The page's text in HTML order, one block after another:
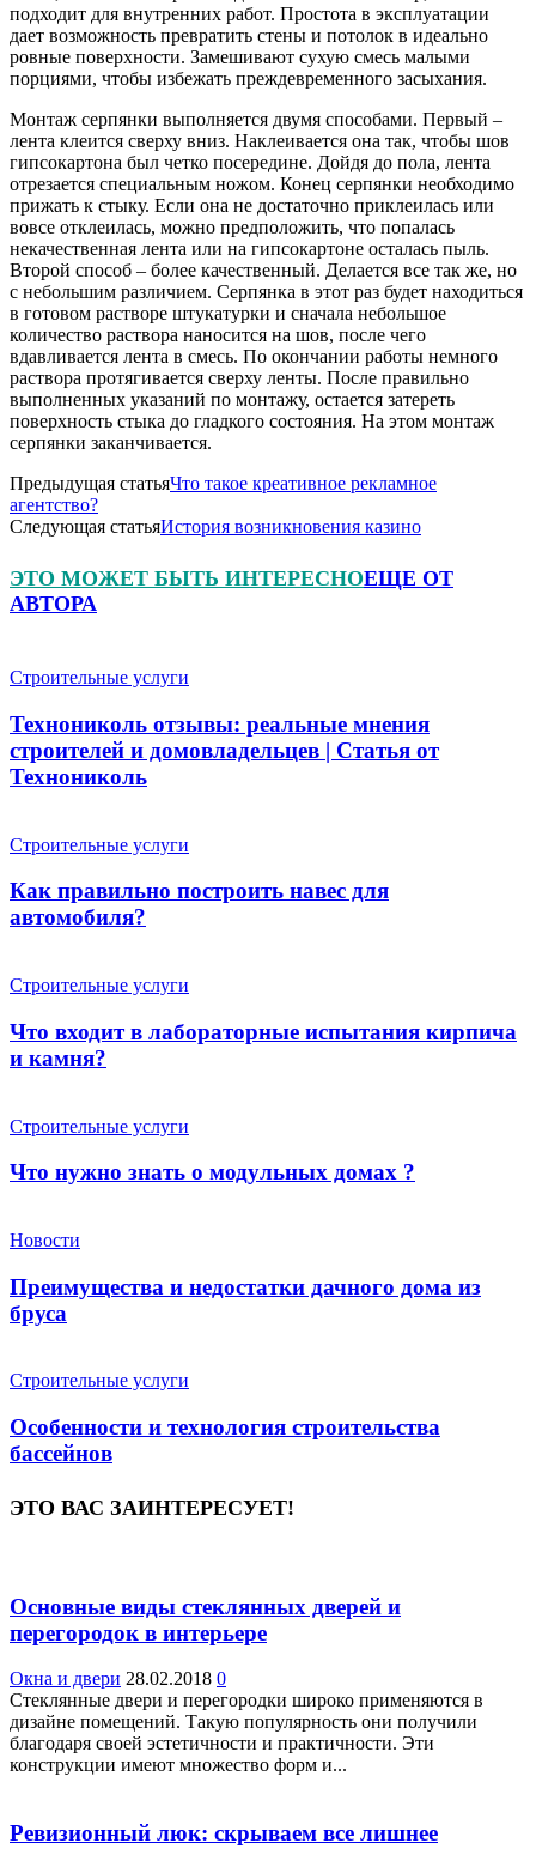
подходит для внутренних работ. Простота в эксплуатации
дает возможность превратить стены и потолок в идеально
ровные поверхности. Замешивают сухую смесь малыми
порциями, чтобы избежать преждевременного засыхания.
Монтаж серпянки выполняется двумя способами. Первый –
лента клеится сверху вниз. Наклеивается она так, чтобы шов
гипсокартона был четко посередине. Дойдя до пола, лента
отрезается специальным ножом. Конец серпянки необходимо
прижать к стыку. Если она не достаточно приклеилась или
вовсе отклеилась, можно предположить, что попалась
некачественная лента или на гипсокартоне осталась пыль.
Второй способ – более качественный. Делается все так же, но
с небольшим различием. Серпянка в этот раз будет находиться
в готовом растворе штукатурки и сначала небольшое
количество раствора наносится на шов, после чего
вдавливается лента в смесь. По окончании работы немного
раствора протягивается сверху ленты. После правильно
выполненных указаний по монтажу, остается затереть
поверхность стыка до гладкого состояния. На этом монтаж
серпянки заканчивается.
Предыдущая статьяЧто такое креативное рекламное
агентство?
Следующая статьяИстория возникновения казино
ЭТО МОЖЕТ БЫТЬ ИНТЕРЕСНОЕЩЕ ОТ
АВТОРА
Строительные услуги
Технониколь отзывы: реальные мнения
строителей и домовладельцев | Статья от
Технониколь
Строительные услуги
Как правильно построить навес для
автомобиля?
Строительные услуги
Что входит в лабораторные испытания кирпича
и камня?
Строительные услуги
Что нужно знать о модульных домах ?
Новости
Преимущества и недостатки дачного дома из
бруса
Строительные услуги
Особенности и технология строительства
бассейнов
ЭТО ВАС ЗАИНТЕРЕСУЕТ!
Основные виды стеклянных дверей и
перегородок в интерьере
Окна и двери 28.02.2018 0
Стеклянные двери и перегородки широко применяются в
дизайне помещений. Такую популярность они получили
благодаря своей эстетичности и практичности. Эти
конструкции имеют множество форм и...
Ревизионный люк: скрываем все лишнее